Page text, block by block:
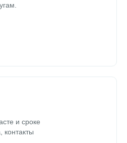
и сроке
контакты